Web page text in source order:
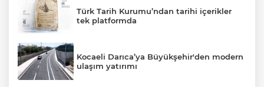
Türk Tarih Kurumu’ndan tarihi içerikler
tek platformda
Kocaeli Darıca’ya Büyükşehir'den modern
ulaşım yatırımı